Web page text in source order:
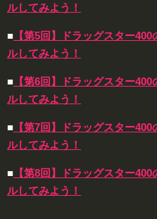
ルしてみよう！
■ 【第5回】ドラッグスター
ルしてみよう！
■ 【第6回】ドラッグスター
ルしてみよう！
■ 【第7回】ドラッグスター
ルしてみよう！
■ 【第8回】ドラッグスター
ルしてみよう！